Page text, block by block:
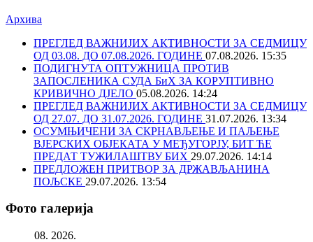
Архива
ПРЕГЛЕД ВАЖНИЈИХ АКТИВНОСТИ ЗА СЕДМИЦУ
ОД 03.08. ДО 07.08.2026. ГОДИНЕ 07.08.2026. 15:35
ПОДИГНУТА ОПТУЖНИЦА ПРОТИВ
ЗАПОСЛЕНИКА СУДА БиХ ЗА КОРУПТИВНО
КРИВИЧНО ДЈЕЛО 05.08.2026. 14:24
ПРЕГЛЕД ВАЖНИЈИХ АКТИВНОСТИ ЗА СЕДМИЦУ
ОД 27.07. ДО 31.07.2026. ГОДИНЕ 31.07.2026. 13:34
ОСУМЊИЧЕНИ ЗА СКРНАВЉЕЊЕ И ПАЉЕЊЕ
ВЈЕРСКИХ ОБЈЕКАТА У МЕЂУГОРЈУ, БИТ ЋЕ
ПРЕДАТ ТУЖИЛАШТВУ БИХ 29.07.2026. 14:14
ПРЕДЛОЖЕН ПРИТВОР ЗА ДРЖАВЉАНИНА
ПОЉСКЕ 29.07.2026. 13:54
Фото галерија
08. 2026.